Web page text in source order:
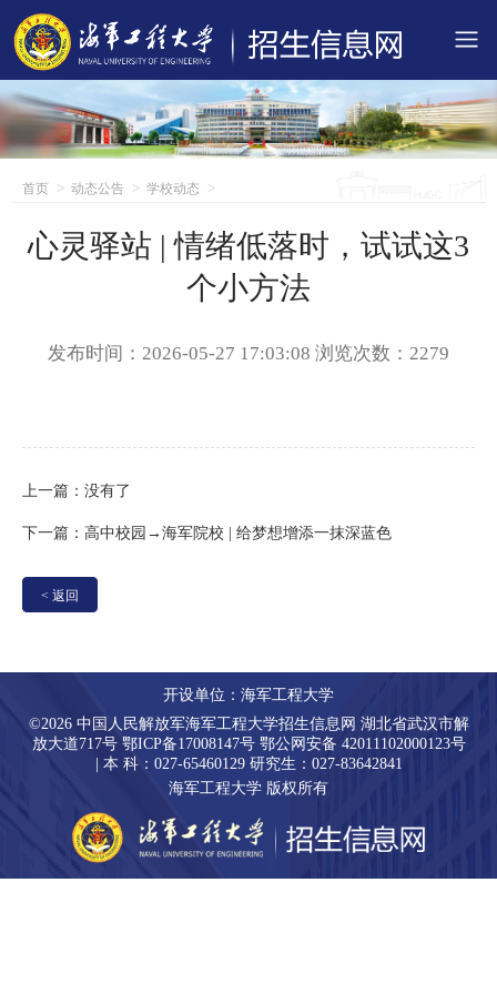
首页 动态公告 学校动态
心灵驿站 | 情绪低落时，试试这3
个小方法
发布时间：2026-05-27 17:03:08 浏览次数：2279
上一篇：没有了
下一篇： 高中校园→海军院校 | 给梦想增添一抹深蓝色
< 返回
开设单位：海军工程大学
©2026 中国人民解放军海军工程大学招生信息网 湖北省武汉市解
放大道717号 鄂ICP备17008147号 鄂公网安备 42011102000123号
| 本 科：027-65460129 研究生：027-83642841
海军工程大学 版权所有